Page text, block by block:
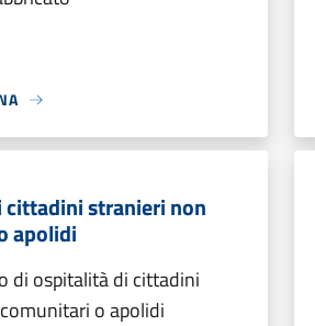
stranieri non
apolidi
di ospitalità di cittadini
o apolidi